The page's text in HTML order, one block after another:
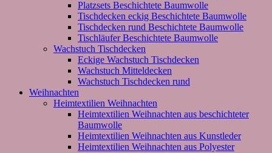
Platzsets Beschichtete Baumwolle
Tischdecken eckig Beschichtete Baumwolle
Tischdecken rund Beschichtete Baumwolle
Tischläufer Beschichtete Baumwolle
Wachstuch Tischdecken
Eckige Wachstuch Tischdecken
Wachstuch Mitteldecken
Wachstuch Tischdecken rund
Weihnachten
Heimtextilien Weihnachten
Heimtextilien Weihnachten aus beschichteter
Baumwolle
Heimtextilien Weihnachten aus Kunstleder
Heimtextilien Weihnachten aus Polyester